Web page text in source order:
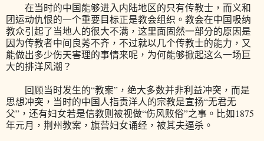
在当时的中国能够进入内陆地区的只有传教士，而义和
团运动仇恨的一个重要目标正是教会组织。教会在中国吸纳
教众引起了当地人的很大不满，这里面固然一部分的原因是
因为传教者中间良莠不齐，不过就以几个传教士的能力，又
能做出多少伤天害理的事情来呢，为何能够掀起这么一场巨
大的排洋风潮？
回顾当时发生的“教案”，绝大多数并非利益冲突，而是
思想冲突，当时的中国人指责洋人的宗教是宣扬“无君无
父”，还有妇女若是信教则被视做“伤风败俗”之事。比如1875
年元月，荆州教案，旗营妇女诵经，被其夫逼杀。